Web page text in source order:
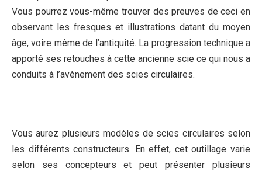
Vous pourrez vous-même trouver des preuves de ceci en
observant les fresques et illustrations datant du moyen
âge, voire même de l’antiquité. La progression technique a
apporté ses retouches à cette ancienne scie ce qui nous a
conduits à l’avènement des scies circulaires.
Vous aurez plusieurs modèles de scies circulaires selon
les différents constructeurs. En effet, cet outillage varie
selon ses concepteurs et peut présenter plusieurs